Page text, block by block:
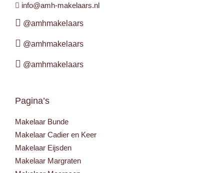
info@amh-makelaars.nl
@amhmakelaars
@amhmakelaars
@amhmakelaars
Pagina’s
Makelaar Bunde
Makelaar Cadier en Keer
Makelaar Eijsden
Makelaar Margraten